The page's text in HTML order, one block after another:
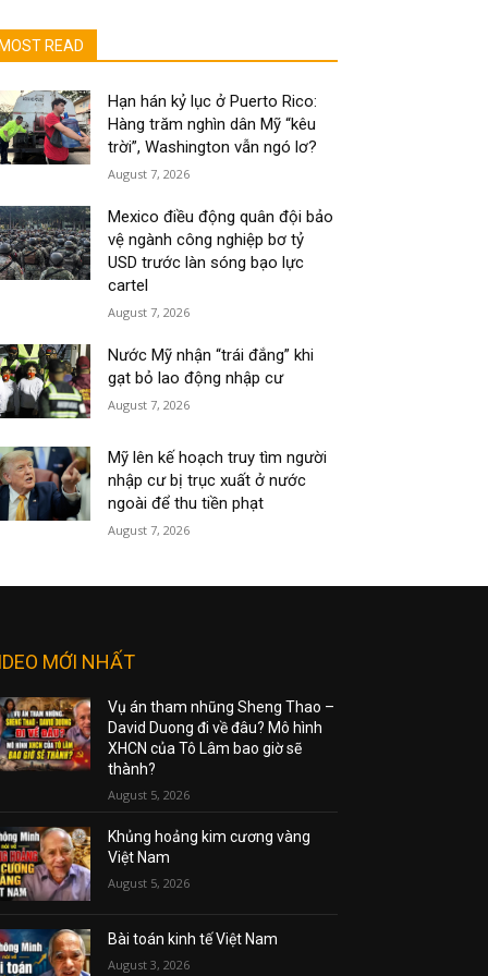
MOST READ
Hạn hán kỷ lục ở Puerto Rico:
Hàng trăm nghìn dân Mỹ “kêu
trời”, Washington vẫn ngó lơ?
August 7, 2026
Mexico điều động quân đội bảo
vệ ngành công nghiệp bơ tỷ
USD trước làn sóng bạo lực
cartel
August 7, 2026
Nước Mỹ nhận “trái đắng” khi
gạt bỏ lao động nhập cư
August 7, 2026
Mỹ lên kế hoạch truy tìm người
nhập cư bị trục xuất ở nước
ngoài để thu tiền phạt
August 7, 2026
MỚI NHẤT
Vụ án tham nhũng Sheng Thao –
David Duong đi về đâu? Mô hình
XHCN của Tô Lâm bao giờ sẽ
thành?
August 5, 2026
Khủng hoảng kim cương vàng
Việt Nam
August 5, 2026
Bài toán kinh tế Việt Nam
August 3, 2026